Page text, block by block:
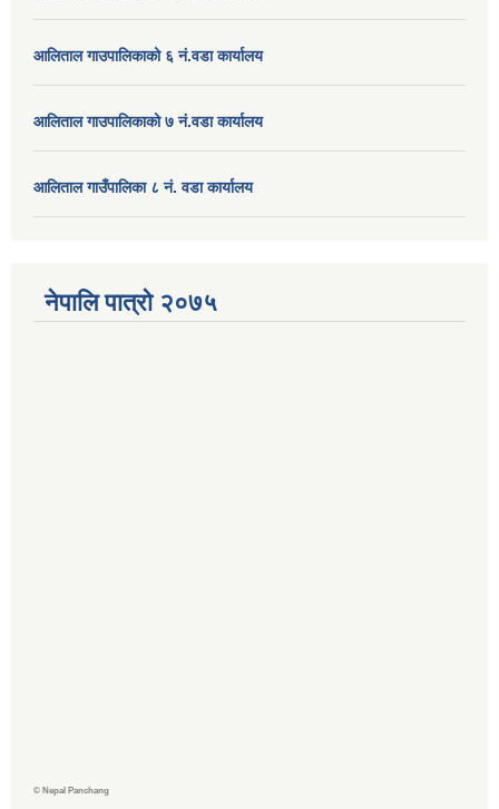
आलिताल गाउपालिकाको ६ नं.वडा कार्यालय
आलिताल गाउपालिकाको ७ नं.वडा कार्यालय
आलिताल गाउँपालिका ८ नं. वडा कार्यालय
नेपालि पात्रो २०७५
© Nepal Panchang